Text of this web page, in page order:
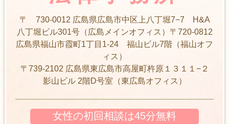
〒 730-0012 広島県広島市中区上八丁堀7−7 H&A
八丁堀ビル301号（広島メインオフィス）〒720-0812
広島県福山市霞町1丁目1-24 福山ビル7階（福山オフ
ィス）
〒739-2102 広島県東広島市高屋町杵原１３１１−２
影山ビル 2階D号室（東広島オフィス）
女性の初回相談は45分無料